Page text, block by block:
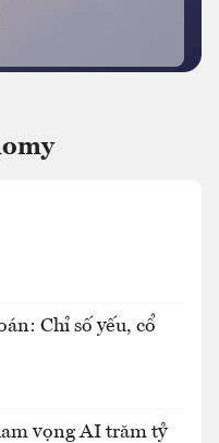
Chỉ số yếu, cổ
vọng AI trăm tỷ